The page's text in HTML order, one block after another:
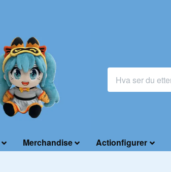
Merchandise Actionfigurer